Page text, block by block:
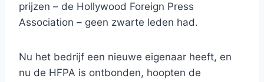
prijzen – de Hollywood Foreign Press
Association – geen zwarte leden had.
Nu het bedrijf een nieuwe eigenaar heeft, en
nu de HFPA is ontbonden, hoopten de